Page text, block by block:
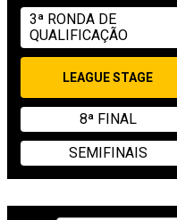
3ª RONDA DE
QUALIFICAÇÃO
LEAGUE STAGE
8ª FINAL
SEMIFINAIS